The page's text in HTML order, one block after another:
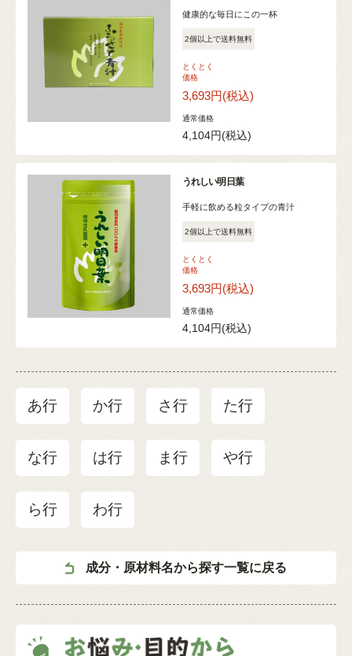
健康的な毎日にこの一杯
2個以上で送料無料
とくとく
価格
3,693円(税込)
通常価格
4,104円(税込)
うれしい明日葉
手軽に飲める粒タイプの青汁
2個以上で送料無料
とくとく
価格
3,693円(税込)
通常価格
4,104円(税込)
あ行 か行 さ行 た行
な行 は行 ま行 や行
ら行 わ行
成分・原材料名から探す一覧に戻る